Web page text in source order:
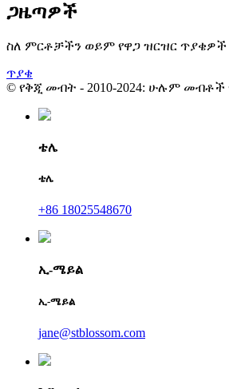
ጋዜጣዎች
ስለ ምርቶቻችን ወይም የዋጋ ዝርዝር ጥያቄዎች
ጥያቄ
© የቅጂ መብት - 2010-2024: ሁሉም
ቴሌ
ቴሌ
+86 18025548670
ኢ-ሜይል
ኢ-ሜይል
jane@stblossom.com